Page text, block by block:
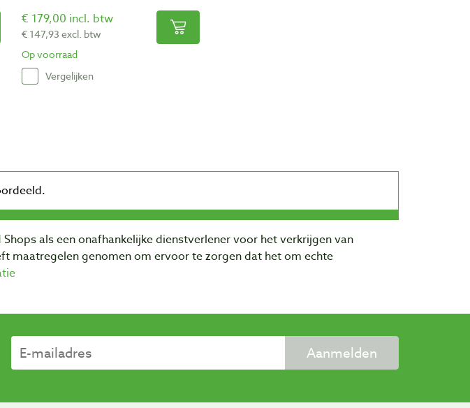
€ 179,00 incl. btw
€ 147,93 excl. btw
Op voorraad
Vergelijken
als een onafhankelijke dienstverlener voor het verkrijgen van
maatregelen genomen om ervoor te zorgen dat het om echte
Aanmelden